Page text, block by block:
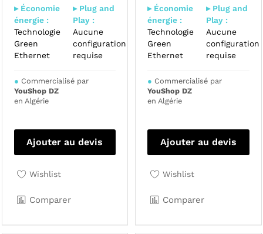
▸ Économie
énergie :
Technologie
Green
Ethernet
▸ Plug and
Play :
Aucune
configuration
requise
● Commercialisé par
YouShop DZ
en Algérie
Ajouter au devis
Wishlist
Comparer
▸ Économie
énergie :
Technologie
Green
Ethernet
▸ Plug and
Play :
Aucune
configuration
requise
● Commercialisé par
YouShop DZ
en Algérie
Ajouter au devis
Wishlist
Comparer